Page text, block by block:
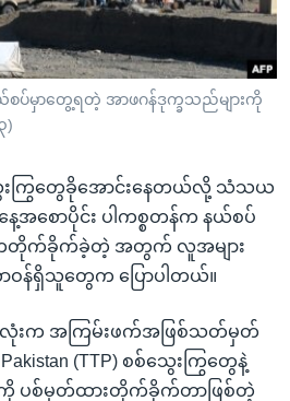
ယ်စပ်မှာတွေ့ရတဲ့ အာဖဂန်ဒုက္ခသည်များကို
)
းကြွတွေခိုအောင်းနေတယ်လို့ သံသယ
အစောပိုင်း ပါကစ္စတန်က နယ်စပ်
းကတိုက်ခိုက်ခဲ့တဲ့ အတွက် လူအများ
န်ရှိသူတွေက ပြောပါတယ်။
းက အကြမ်းဖက်အဖြစ်သတ်မှတ်
Pakistan (TTP) စစ်သွေးကြွတွေနဲ့
ပစ်မှတ်ထားတိုက်ခိုက်တာဖြစ်တဲ့